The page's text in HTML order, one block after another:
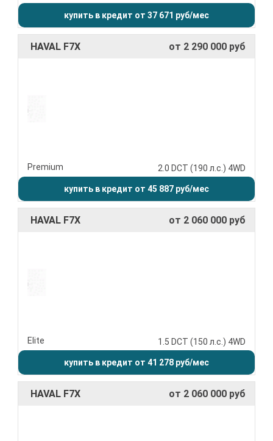
купить в кредит от 37 671 руб/мес
HAVAL F7X от 2 290 000 руб
Premium 2.0 DCT (190 л.с.) 4WD
купить в кредит от 45 887 руб/мес
HAVAL F7X от 2 060 000 руб
Elite 1.5 DCT (150 л.с.) 4WD
купить в кредит от 41 278 руб/мес
HAVAL F7X от 2 060 000 руб